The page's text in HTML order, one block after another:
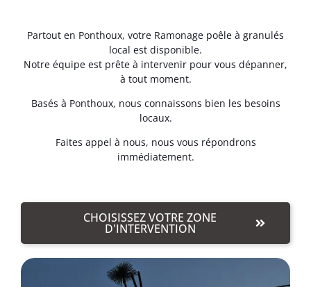
Partout en Ponthoux, votre Ramonage poêle à granulés
local est disponible.
Notre équipe est prête à intervenir pour vous dépanner,
à tout moment.
Basés à Ponthoux, nous connaissons bien les besoins
locaux.
Faites appel à nous, nous vous répondrons
immédiatement.
CHOISISSEZ VOTRE ZONE
D'INTERVENTION